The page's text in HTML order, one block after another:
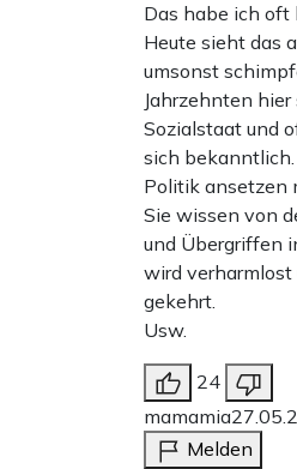
Das habe ich
Heute sieht das
umsonst
Jahrzehnten hier
Sozialstaat und
sich
Politik ansetzen
Sie wissen von
und Übergriffen
wird
gekehrt.
Usw.
24
mamamia
Melden